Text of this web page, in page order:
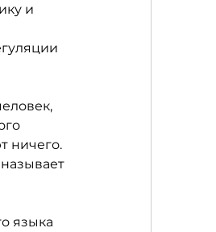
и
ничего.
языка